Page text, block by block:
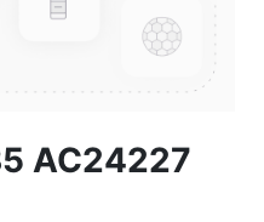
AC24227